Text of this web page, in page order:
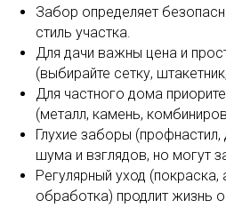
Забор определяет
стиль участка.
Для дачи важны цена и
(выбирайте сетку,
Для частного дома
(металл, камень,
Глухие заборы
шума и взглядов, но могут
Регулярный уход (покраска,
обработка) продлит жизнь